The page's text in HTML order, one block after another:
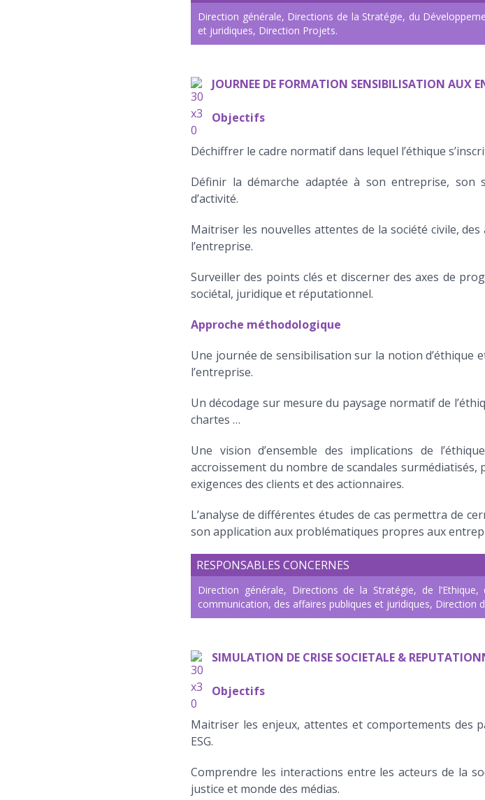
Direction générale, Directions de la Stratégie, du
et juridiques, Direction Projets.
JOURNEE DE FORMATION SENSIBILISATION AUX
Objectifs
Déchiffrer le cadre normatif dans lequel l’éthique
Définir la démarche adaptée à son entreprise, son
d’activité.
Maitriser les nouvelles attentes de la société civile,
l’entreprise.
Surveiller des points clés et discerner des axes de
sociétal, juridique et réputationnel.
Approche méthodologique
Une journée de sensibilisation sur la notion d’éthique
l’entreprise.
Un décodage sur mesure du paysage normatif de
chartes …
Une vision d’ensemble des implications de
accroissement du nombre de scandales surmédiatisés,
exigences des clients et des actionnaires.
L’analyse de différentes études de cas permettra de
son application aux problématiques propres aux
RESPONSABLES CONCERNES
Direction générale, Directions de la Stratégie, de
communication, des affaires publiques et juridiques, Direction
SIMULATION DE CRISE SOCIETALE &
Objectifs
Maitriser les enjeux, attentes et comportements des
ESG.
Comprendre les interactions entre les acteurs de la
justice et monde des médias.